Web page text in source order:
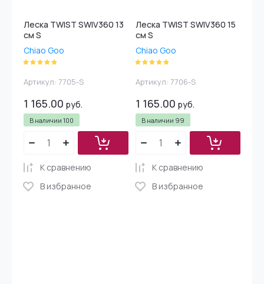
Леска TWIST SWIV360 13
см S
Chiao Goo
Артикул: 7705-S
В наличии 100
1 165.00 руб.
К сравнению
В избранное
Леска TWIST SWIV360 15
см S
Chiao Goo
Артикул: 7706-S
В наличии 99
1 165.00 руб.
К сравнению
В избранное